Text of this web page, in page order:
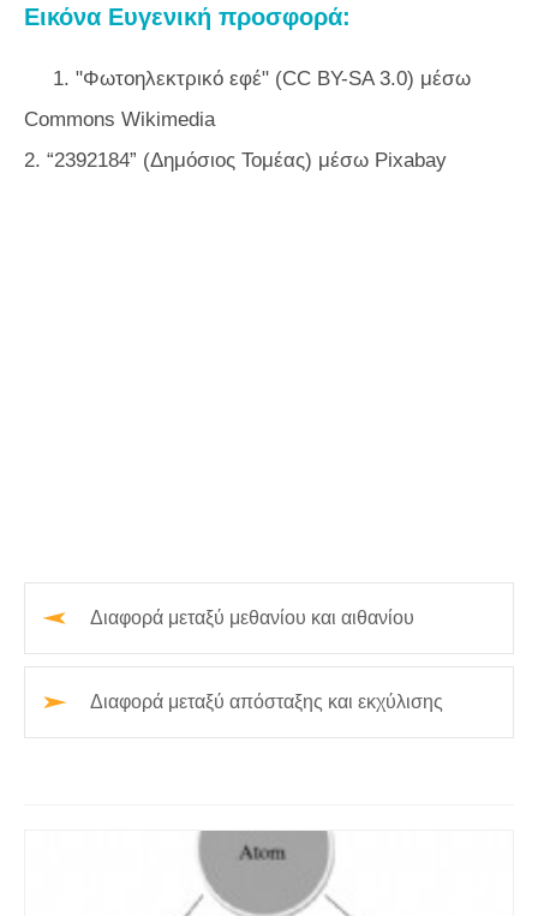
Εικόνα Ευγενική προσφορά:
1. "Φωτοηλεκτρικό εφέ" (CC BY-SA 3.0) μέσω
Commons Wikimedia
2. “2392184” (Δημόσιος Τομέας) μέσω Pixabay
Διαφορά μεταξύ μεθανίου και αιθανίου
Διαφορά μεταξύ απόσταξης και εκχύλισης